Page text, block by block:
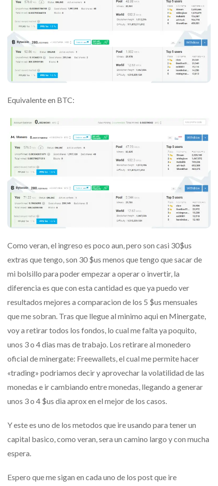
Equivalente en BTC:
Como veran, el ingreso es poco aun, pero son casi 30$us
extras que tengo, son 30 $us menos que tengo que sacar de
mi bolsillo para poder empezar a operar o invertir, la
diferencia es que con esta cantidad es que ya puedo ver
resultados mejores a comparacion de los 5 $us mensuales
que me sobran. Tras que llegue al minimo aqui en Minergate,
voy a retirar todos los fondos, lo cual me falta ya poquito,
unos 3 o 4 dias mas de trabajo. Los retirare al monedero
oficial de minergate: Freewallets, el cual me permite hacer
«trading» podriamos decir y aprovechar la volatilidad de las
monedas e ir cambiando entre monedas, llegando a generar
unos 3 o 4 $us dia aprox en el mejor de los casos.
Y este es uno de los metodos que ire usando para tener un
capital basico, como veran, sera un camino largo y con mucha
espera.
Espero que me sigan en cada uno de los post que ire